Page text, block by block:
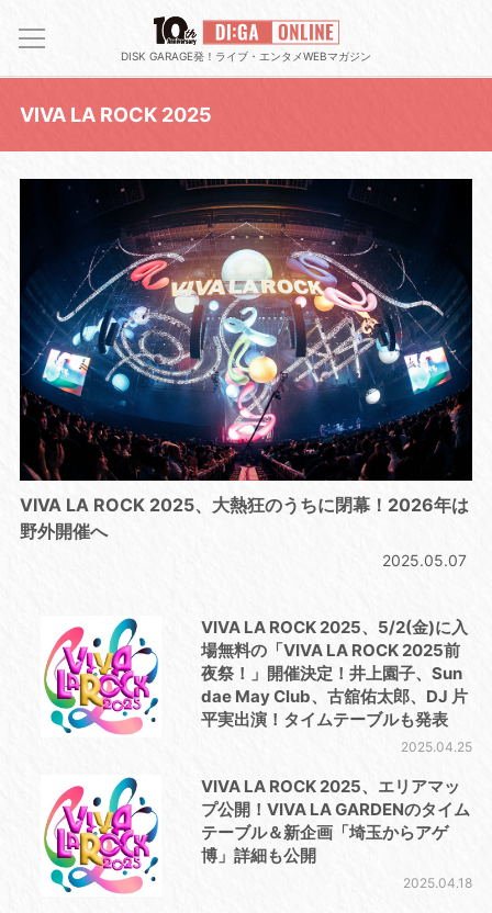
DISK GARAGE発！ライブ・エンタメWEBマガジン
VIVA LA ROCK 2025
VIVA LA ROCK 2025、⼤熱狂のうちに閉幕！2026年は
野外開催へ
2025.05.07
VIVA LA ROCK 2025、5/2(金)に入
場無料の「VIVA LA ROCK 2025前
夜祭！」開催決定！井上園⼦、Sun
dae May Club、古舘佑太郎、DJ ⽚
平実出演！タイムテーブルも発表
2025.04.25
VIVA LA ROCK 2025、エリアマッ
プ公開！VIVA LA GARDENのタイム
テーブル＆新企画「埼玉からアゲ
博」詳細も公開
2025.04.18